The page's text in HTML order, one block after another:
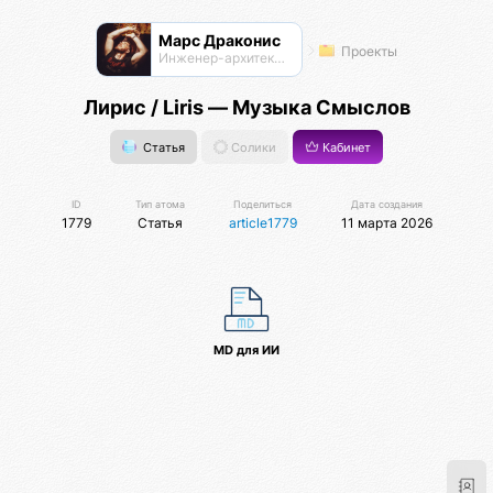
Марс Драконис
Инженер-архитектор Проекты
Лирис / Liris — Музыка Смыслов
Статья Солики Кабинет
ID
1779
Тип атома
Статья
Поделиться
article1779
Дата создания
11 марта 2026
MD для ИИ